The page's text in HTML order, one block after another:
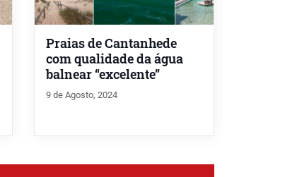
Praias de Cantanhede
com qualidade da água
balnear “excelente”
9 de Agosto, 2024